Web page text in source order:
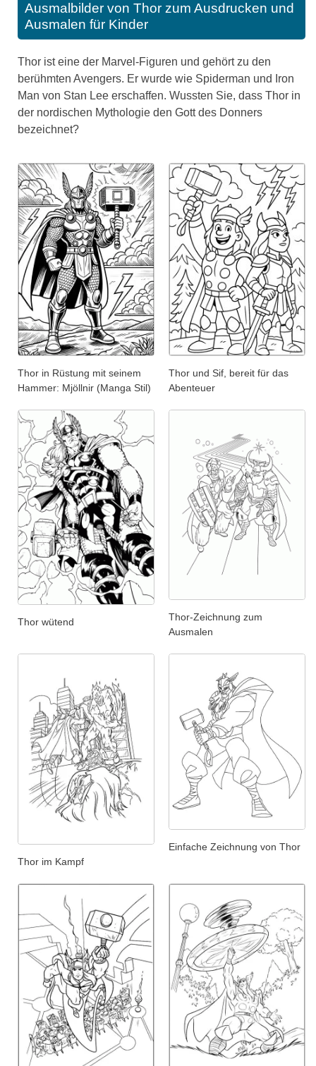
Ausmalbilder von Thor zum Ausdrucken und
Ausmalen für Kinder
Thor ist eine der Marvel-Figuren und gehört zu den
berühmten Avengers. Er wurde wie Spiderman und Iron
Man von Stan Lee erschaffen. Wussten Sie, dass Thor in
der nordischen Mythologie den Gott des Donners
bezeichnet?
Thor in Rüstung mit seinem
Hammer: Mjöllnir (Manga Stil)
Thor und Sif, bereit für das
Abenteuer
Thor wütend
Thor-Zeichnung zum
Ausmalen
Thor im Kampf
Einfache Zeichnung von Thor